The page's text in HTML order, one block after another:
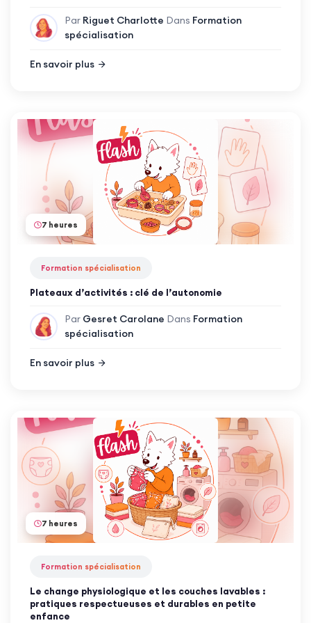
Par Riguet Charlotte Dans Formation
spécialisation
En savoir plus
7 heures
Formation spécialisation
Plateaux d’activités : clé de l’autonomie
Par Gesret Carolane Dans Formation
spécialisation
En savoir plus
7 heures
Formation spécialisation
Le change physiologique et les couches lavables :
pratiques respectueuses et durables en petite
enfance